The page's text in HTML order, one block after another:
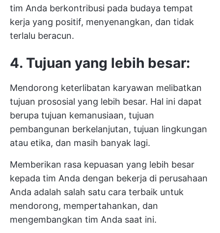
tim Anda berkontribusi pada budaya tempat
kerja yang positif, menyenangkan, dan tidak
terlalu beracun.
4. Tujuan yang lebih besar:
Mendorong keterlibatan karyawan melibatkan
tujuan prososial yang lebih besar. Hal ini dapat
berupa tujuan kemanusiaan, tujuan
pembangunan berkelanjutan, tujuan lingkungan
atau etika, dan masih banyak lagi.
Memberikan rasa kepuasan yang lebih besar
kepada tim Anda dengan bekerja di perusahaan
Anda adalah salah satu cara terbaik untuk
mendorong, mempertahankan, dan
mengembangkan tim Anda saat ini.